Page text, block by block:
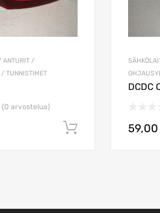
ANTURIT /
TUNNISTIMET
(0 arvostelua)
Lisää
DCDC
59,00